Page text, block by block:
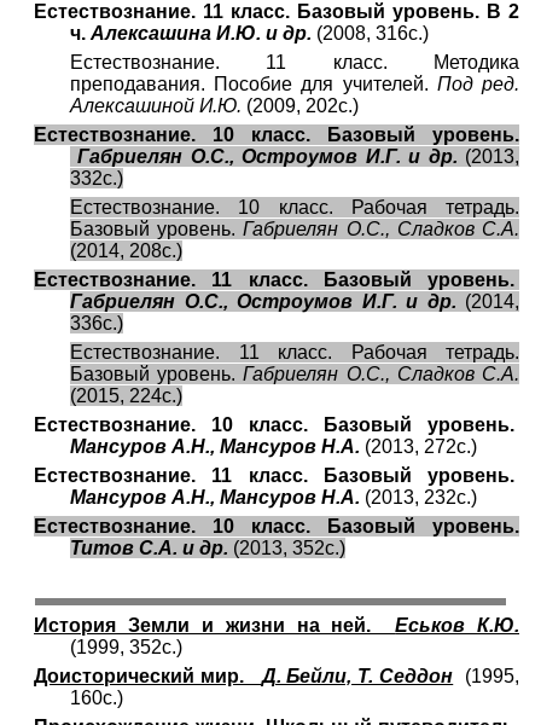
Естествознание. 11 класс. Базовый уровень. В 2
ч. Алексашина И.Ю. и др. (2008, 316с.)
Естествознание. 11 класс. Методика
преподавания. Пособие для учителей. Под ред.
Алексашиной И.Ю. (2009, 202с.)
Естествознание. 10 класс. Базовый уровень.
Габриелян О.С., Остроумов И.Г. и др. (2013,
332с.)
Естествознание. 10 класс. Рабочая тетрадь.
Базовый уровень.Габриелян О.С., Сладков С.А.
(2014, 208с.)
Естествознание. 11 класс. Базовый уровень.
Габриелян О.С., Остроумов И.Г. и др. (2014,
336с.)
Естествознание. 11 класс. Рабочая тетрадь.
Базовый уровень.Габриелян О.С., Сладков С.А.
(2015, 224с.)
Естествознание. 10 класс. Базовый уровень.
Мансуров А.Н., Мансуров Н.А. (2013, 272с.)
Естествознание. 11 класс. Базовый уровень.
Мансуров А.Н., Мансуров Н.А. (2013, 232с.)
Естествознание. 10 класс. Базовый уровень.
Титов С.А. и др. (2013, 352с.)
История Земли и жизни на ней.Еськов К.Ю.
(1999, 352с.)
Доисторический мир.Д. Бейли, Т. Седдон
(1995,
160с.)